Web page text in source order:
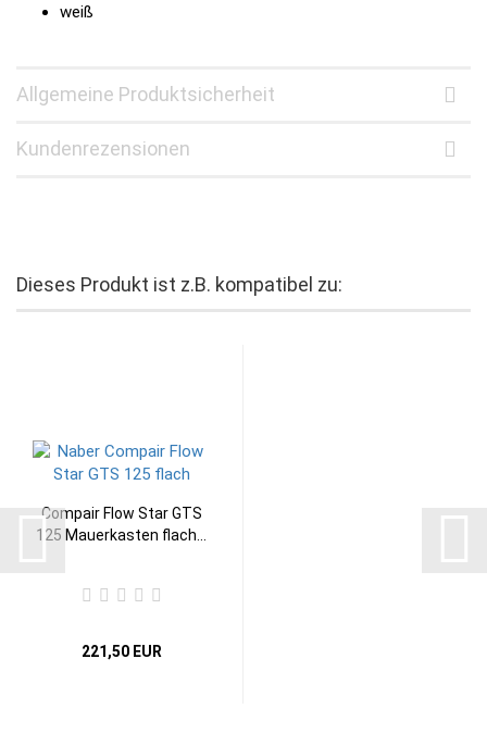
weiß
Allgemeine Produktsicherheit
Kundenrezensionen
Dieses Produkt ist z.B. kompatibel zu:
Compair Flow Star GTS
125 Mauerkasten flach...
221,50 EUR